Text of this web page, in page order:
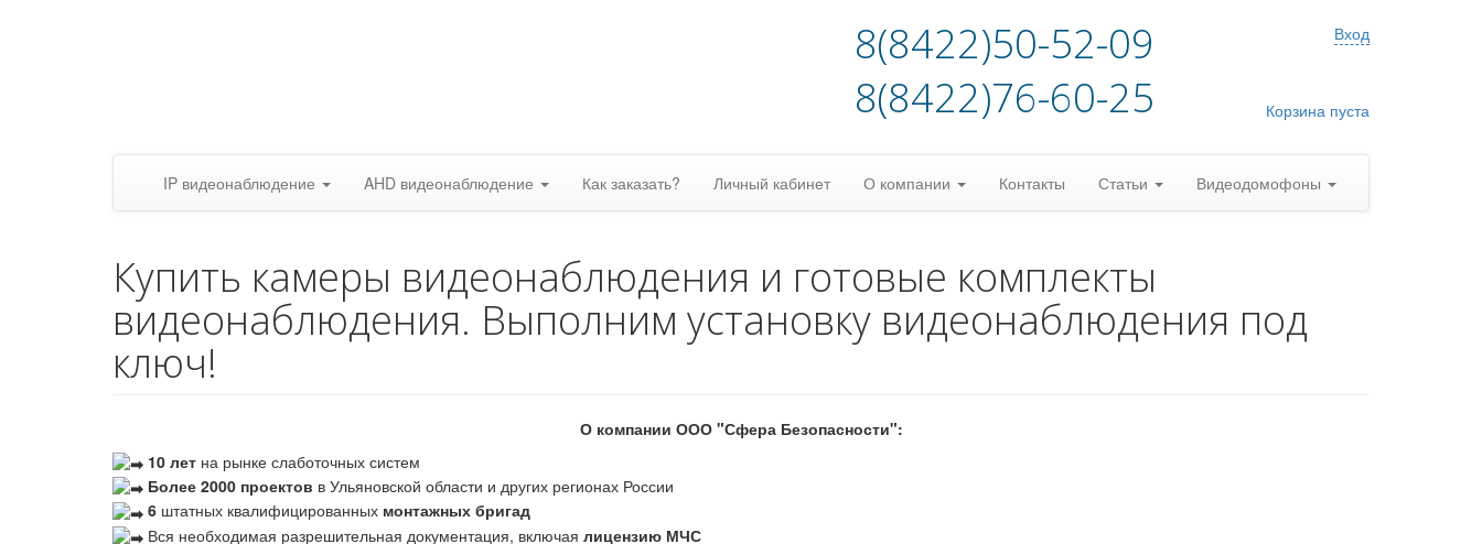
8(8422)50-52-09
8(8422)76-60-25
Вход
Корзина пуста
IP видеонаблюдение AHD видеонаблюдение Как заказать? Личный кабинет О компании Контакты Статьи Видеодомофоны
Купить камеры видеонаблюдения и готовые комплекты
видеонаблюдения. Выполним установку видеонаблюдения под
ключ!
О компании ООО "Сфера Безопасности":
10 лет на рынке слаботочных систем
Более 2000 проектов в Ульяновской области и других регионах России
6 штатных квалифицированных монтажных бригад
Вся необходимая разрешительная документация, включая лицензию МЧС